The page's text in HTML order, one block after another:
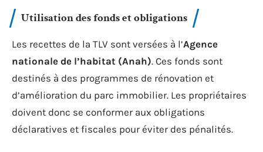
Utilisation des fonds et obligations
Les recettes de la TLV sont versées à l’Agence
nationale de l’habitat (Anah). Ces fonds sont
destinés à des programmes de rénovation et
d’amélioration du parc immobilier. Les propriétaires
doivent donc se conformer aux obligations
déclaratives et fiscales pour éviter des pénalités.